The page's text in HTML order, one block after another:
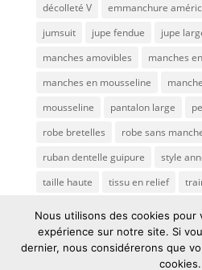
décolleté V
emmanchure
jumsuit
jupe fendue jupe
manches amovibles
manches
manches en mousseline
mousseline
pantalon large
robe bretelles
robe sans
ruban dentelle guipure
style
taille haute
tissu en relief
Nous utilisons des cookies pour
expérience sur notre site. Si
dernier, nous considérerons que
cookies.